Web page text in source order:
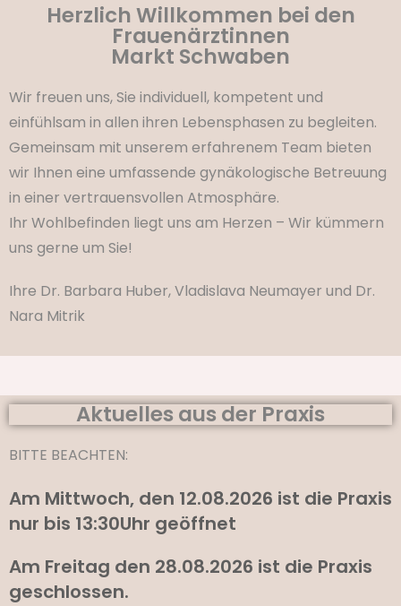
Herzlich Willkommen bei den
Frauenärztinnen
Markt Schwaben
Wir freuen uns, Sie individuell, kompetent und
einfühlsam in allen ihren Lebensphasen zu begleiten.
Gemeinsam mit unserem erfahrenem Team bieten
wir Ihnen eine umfassende gynäkologische Betreuung
in einer vertrauensvollen Atmosphäre.
Ihr Wohlbefinden liegt uns am Herzen – Wir kümmern
uns gerne um Sie!
Ihre Dr. Barbara Huber, Vladislava Neumayer und Dr.
Nara Mitrik
Aktuelles aus der Praxis
BITTE BEACHTEN:
Am Mittwoch, den 12.08.2026 ist die Praxis
nur bis 13:30Uhr geöffnet
Am Freitag den 28.08.2026 ist die Praxis
geschlossen.